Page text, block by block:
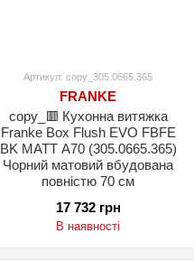
Артикул: copy_305.0665.365
FRANKE
copy_🟥 Кухонна витяжка
Franke Box Flush EVO FBFE
BK MATT A70 (305.0665.365)
Чорний матовий вбудована
повністю 70 см
17 732 грн
В наявності